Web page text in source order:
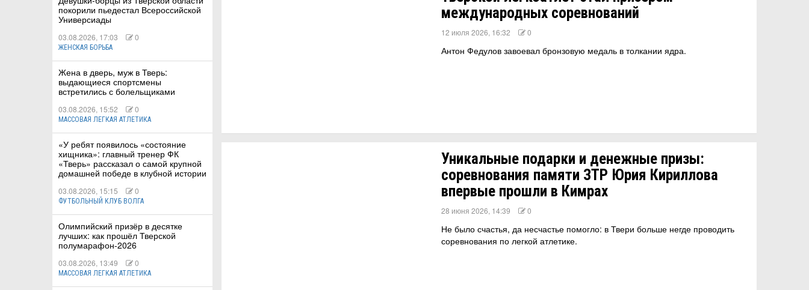
покорили пьедестал Всероссийской
Универсиады
03.08.2026, 17:03 0
ЖЕНСКАЯ БОРЬБА
Жена в дверь, муж в Тверь:
выдающиеся спортсмены
встретились с болельщиками
03.08.2026, 15:52 0
МАССОВАЯ ЛЕГКАЯ АТЛЕТИКА
«У ребят появилось «состояние
хищника»: главный тренер ФК
«Тверь» рассказал о самой крупной
домашней победе в клубной истории
03.08.2026, 15:15 0
ФУТБОЛЬНЫЙ КЛУБ ВОЛГА
Олимпийский призёр в десятке
лучших: как прошёл Тверской
полумарафон-2026
03.08.2026, 13:49 0
МАССОВАЯ ЛЕГКАЯ АТЛЕТИКА
международных соревнований
12 июля 2026, 16:32 0
Антон Федулов завоевал бронзовую медаль в толкании ядра.
Уникальные подарки и денежные призы:
соревнования памяти ЗТР Юрия Кириллова
впервые прошли в Кимрах
28 июня 2026, 14:39 0
Не было счастья, да несчастье помогло: в Твери больше негде проводить
соревнования по легкой атлетике.